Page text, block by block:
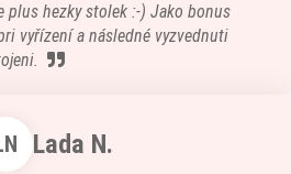
plus hezky stolek :-) Jako bonus
vyřízení a následné vyzvednuti
Lada N.